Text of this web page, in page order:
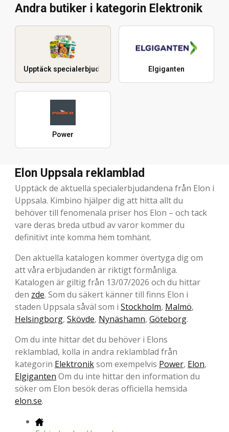
Andra butiker i kategorin Elektronik
Upptäck specialerbjudanden Elgiganten
Power
Elon Uppsala reklamblad
Upptäck de aktuella specialerbjudandena från Elon i
Uppsala. Kimbino hjälper dig att hitta allt du
behöver till fenomenala priser hos Elon – och tack
vare deras breda utbud av varor kommer du
definitivt inte komma hem tomhänt.
Den aktuella katalogen kommer övertyga dig om
att våra erbjudanden är riktigt förmånliga.
Katalogen är giltig från 13/07/2026 och du hittar
den zde. Som du säkert känner till finns Elon i
staden Uppsala såväl som i Stockholm, Malmö,
Helsingborg, Skövde, Nynäshamn, Göteborg.
Om du inte hittar det du behöver i Elons
reklamblad, kolla in andra reklamblad från
kategorin Elektroniksom exempelvis Power, Elon,
Elgiganten Om du inte hittar den information du
söker om Elon besök deras officiella hemsida
elon.se.